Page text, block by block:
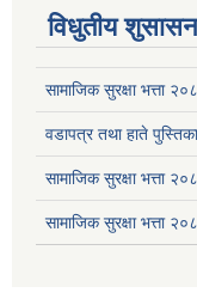
विधुतीय
सामाजिक सुरक्षा भत्ता
वडापत्र तथा हाते पुस्तिका
सामाजिक सुरक्षा भत्ता
सामाजिक सुरक्षा भत्ता